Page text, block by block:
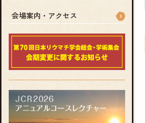
会場案内・アクセス